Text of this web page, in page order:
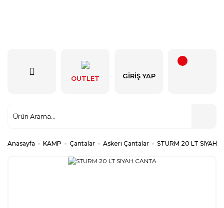
OUTLET GIRIŞ YAP
Anasayfa KAMP Çantalar Askeri Çantalar STURM 20 LT SIYAH